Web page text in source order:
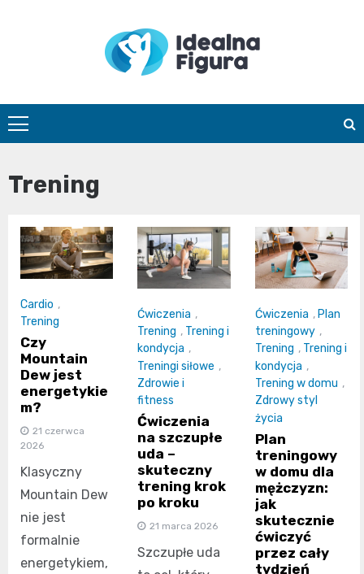
Trening
Cardio ,
Trening
Czy
Mountain
Dew jest
energetykie
m?
21 czerwca
2026
Klasyczny
Mountain Dew
nie jest
formalnie
energetykiem,
Ćwiczenia ,
Trening , Trening i
kondycja ,
Treningi siłowe ,
Zdrowie i
fitness
Ćwiczenia
na szczupłe
uda –
skuteczny
trening krok
po kroku
21 marca 2026
Szczupłe uda
Ćwiczenia , Plan
treningowy ,
Trening , Trening i
kondycja ,
Trening w domu ,
Zdrowy styl
życia
Plan
treningowy
w domu dla
mężczyzn:
jak
skutecznie
ćwiczyć
przez cały
tydzień